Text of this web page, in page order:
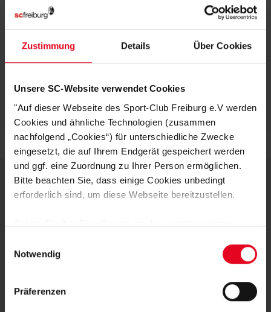
Zustimmung Details Über Cookies
Unsere SC-Website verwendet Cookies
"Auf dieser Webseite des Sport-Club Freiburg e.V werden
Cookies und ähnliche Technologien (zusammen
nachfolgend „Cookies“) für unterschiedliche Zwecke
eingesetzt, die auf Ihrem Endgerät gespeichert werden
und ggf. eine Zuordnung zu Ihrer Person ermöglichen.
Bitte beachten Sie, dass einige Cookies unbedingt
erforderlich sind, um diese Webseite bereitzustellen.
Sofern Sie Ihre Einwilligung erteilen, werden weitere
Daten von Ihnen (z.B. persönlichen Identifikatoren oder
IP-Adressen) verarbeitet werden. Durch Klicken auf den
Speicherung aller aufgeführten Cookies und der
Notwendig
Präferenzen
HERSTELLERANGABEN
KUNDENBEWERTUNGEN (3)
Artikelnummer: 25NCW6910-071
Logistiknummer: EM001582-001
DEINE VORTEILE IN UNSEREM
SHOP